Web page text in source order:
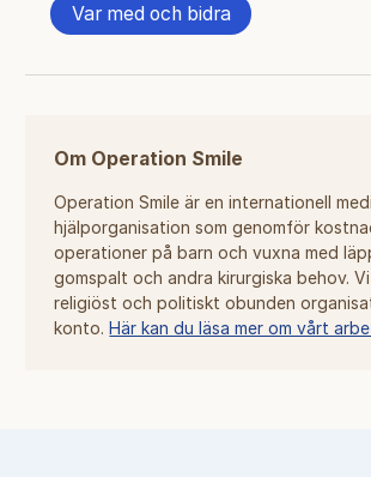
Var med och bidra
Om Operation Smile
Operation Smile är en internationell
hjälporganisation som genomför
operationer på barn och vuxna med
gomspalt och andra kirurgiska behov.
religiöst och politiskt obunden
konto. Här kan du läsa mer om vårt